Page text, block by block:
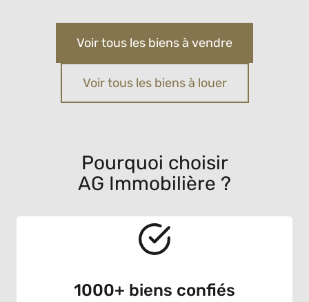
Voir tous les biens à vendre
Voir tous les biens à louer
Pourquoi choisir
AG Immobilière ?
1000+ biens confiés